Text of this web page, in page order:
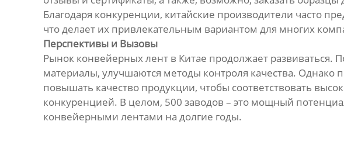
Благодаря конкуренции, китайские производители часто
что делает их привлекательным вариантом для многих
Перспективы и Вызовы
Рынок конвейерных лент в Китае продолжает развиваться.
материалы, улучшаются методы контроля качества.
повышать качество продукции, чтобы соответствовать
конкуренцией. В целом, 500 заводов – это мощный
конвейерными лентами на долгие годы.